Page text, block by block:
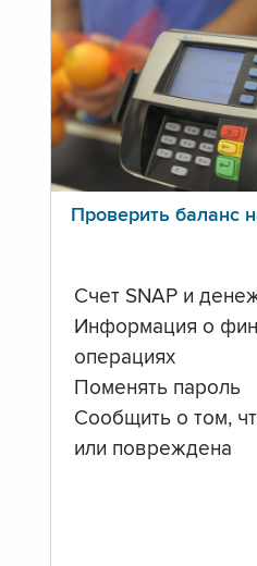
Проверить баланс
Счет SNAP и
Информация о
операциях
Поменять пароль
Сообщить о том,
или повреждена